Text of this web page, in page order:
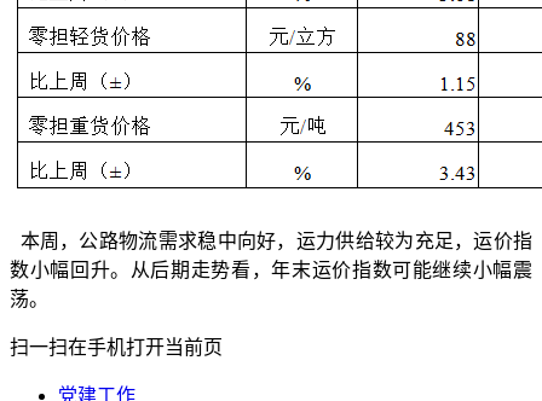
本周，公路物流需求稳中向好，运力供给较为充足，运价指
数小幅回升。从后期走势看，年末运价指数可能继续小幅震
荡。
扫一扫在手机打开当前页
党建工作